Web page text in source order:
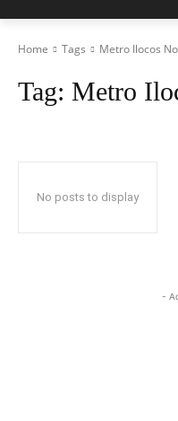
Home Tags Metro Ilocos
Tag: Metro
No posts to display
-